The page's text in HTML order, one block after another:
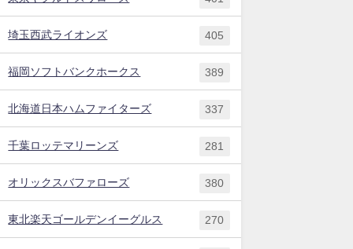
埼玉西武ライオンズ 405
福岡ソフトバンクホークス 389
北海道日本ハムファイターズ 337
千葉ロッテマリーンズ 281
オリックスバファローズ 380
東北楽天ゴールデンイーグルス 270